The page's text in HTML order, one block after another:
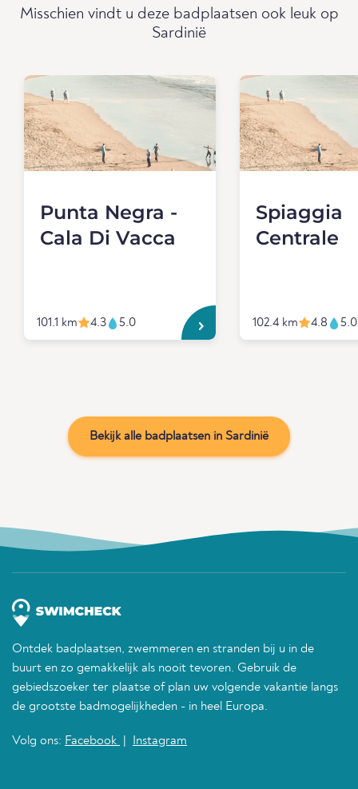
Misschien vindt u deze badplaatsen ook leuk op
Sardinië
Punta Negra -
Cala Di Vacca
101.1 km 4.3 5.0
Spiaggia
Centrale
102.4 km 4.8 5.0
Bekijk alle badplaatsen in Sardinië
Ontdek badplaatsen, zwemmeren en stranden bij u in de
buurt en zo gemakkelijk als nooit tevoren. Gebruik de
gebiedszoeker ter plaatse of plan uw volgende vakantie langs
de grootste badmogelijkheden - in heel Europa.
Volg ons: Facebook Instagram